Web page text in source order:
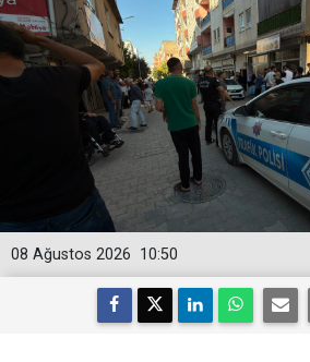
10:50
08 Ağustos 2026